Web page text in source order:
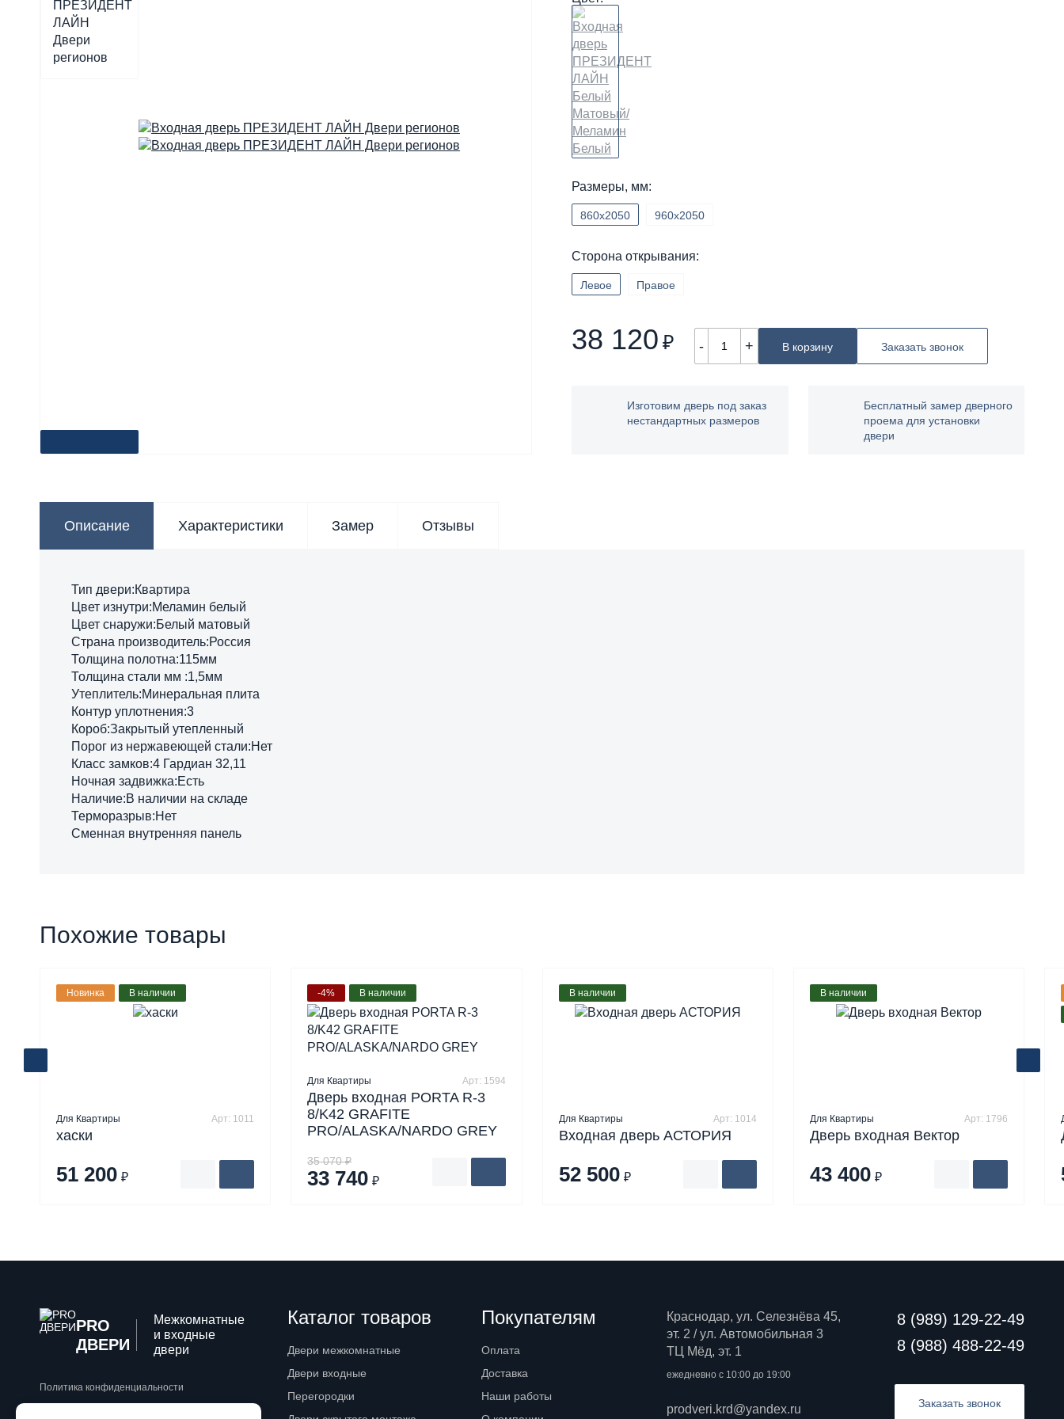
Размеры, мм:
860х2050 960х2050
Сторона открывания:
Левое Правое
38 120 ₽ - + В корзину Заказать звонок
Изготовим дверь под заказ
нестандартных размеров
Бесплатный замер дверного
проема для установки
двери
Описание Характеристики Замер Отзывы
Тип двери:Квартира
Цвет изнутри:Меламин белый
Цвет снаружи:Белый матовый
Страна производитель:Россия
Толщина полотна:115мм
Толщина стали мм :1,5мм
Утеплитель:Минеральная плита
Контур уплотнения:3
Короб:Закрытый утепленный
Порог из нержавеющей стали:Нет
Класс замков:4 Гардиан 32,11
Ночная задвижка:Есть
Наличие:В наличии на складе
Терморазрыв:Нет
Сменная внутренняя панель
Похожие товары
Новинка В наличии
Для Квартиры Арт: 1011
хаски
51 200 ₽
-4% В наличии
Для Квартиры Арт: 1594
Дверь входная PORTA R-3
8/K42 GRAFITE
PRO/ALASKA/NARDO GREY
35 070 ₽
33 740 ₽
В наличии
Для Квартиры Арт: 1014
Входная дверь АСТОРИЯ
52 500 ₽
В наличии
Для Квартиры Арт: 1796
Дверь входная Вектор
43 400 ₽
PRO
ДВЕРИ
Межкомнатные
и входные
двери
Политика конфиденциальности
Каталог товаров
Двери межкомнатные
Двери входные
Перегородки
Покупателям
Оплата
Доставка
Наши работы
Краснодар, ул. Селезнёва 45,
эт. 2 / ул. Автомобильная 3
ТЦ Мёд, эт. 1
ежедневно с 10:00 до 19:00
prodveri.krd@yandex.ru
8 (989) 129-22-49
8 (988) 488-22-49
Заказать звонок